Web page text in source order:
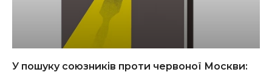
У пошуку союзників проти червоної Москви: